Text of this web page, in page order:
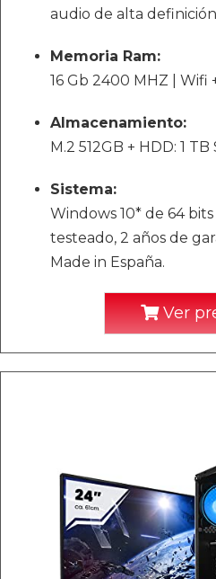
audio de alta definición
Memoria Ram:
16 Gb 2400 MHZ | Wifi
Almacenamiento:
M.2 512GB + HDD: 1 TB
Sistema:
Windows 10* de 64
testeado, 2 años de
Made in España.
Ver